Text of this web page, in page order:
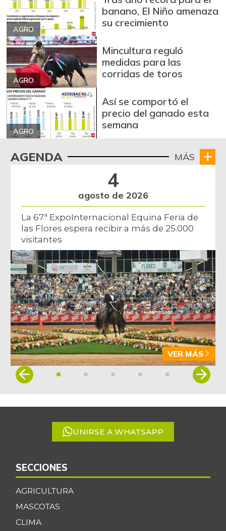
AGRO
banano, El Niño amenaza
su crecimiento
AGRO
Mincultura reguló
medidas para las
corridas de toros
AGRO
Así se comportó el
precio del ganado esta
semana
AGENDA MÁS
4
agosto de 2026
La 67ª ExpoInternacional Equina Feria de
las Flores espera recibir a más de 25.000
visitantes
VER MÁS
Item
5
UNIRSE A WHATSAPP
SECCIONES
AGRICULTURA
MASCOTAS
CLIMA